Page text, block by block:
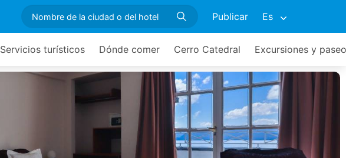
Publicar Es
Servicios turísticos Dónde comer Cerro Catedral Excursiones y